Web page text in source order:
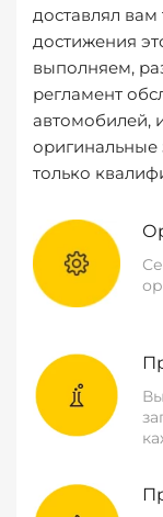
доставлял вам
достижения
выполняем,
регламент
автомобилей,
оригинальные
только